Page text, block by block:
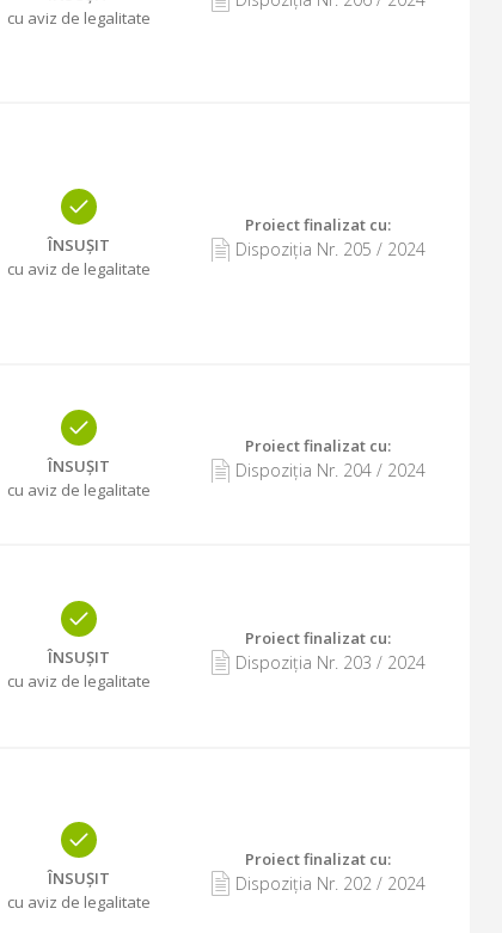
cu aviz de legalitate
ÎNSUȘIT
cu aviz de legalitate
Proiect finalizat cu:
Dispoziția Nr. 205 / 2024
ÎNSUȘIT
cu aviz de legalitate
Proiect finalizat cu:
Dispoziția Nr. 204/ 2024
ÎNSUȘIT
cu aviz de legalitate
Proiect finalizat cu:
Dispoziția Nr. 203 / 2024
ÎNSUȘIT
cu aviz de legalitate
Proiect finalizat cu:
Dispoziția Nr. 202 / 2024